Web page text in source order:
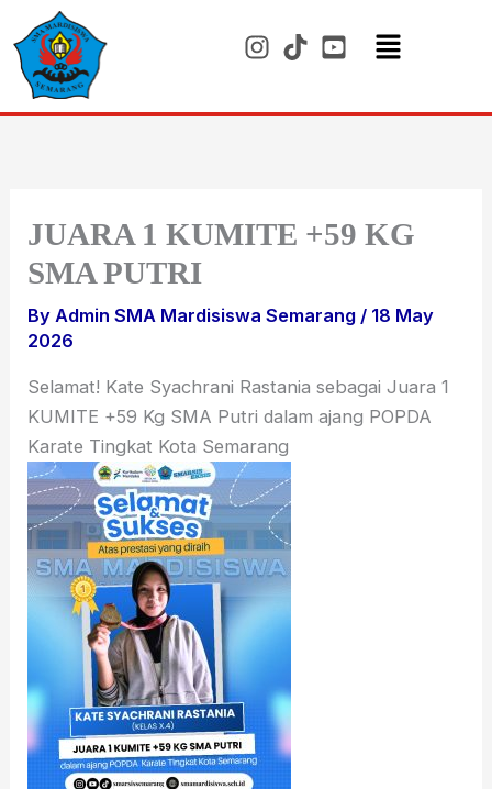
to
content
Menu
JUARA 1 KUMITE +59 KG
SMA PUTRI
ByAdmin SMA Mardisiswa Semarang / 18 May
2026
Selamat! Kate Syachrani Rastania sebagai Juara 1
KUMITE +59 Kg SMA Putri dalam ajang POPDA
Karate Tingkat Kota Semarang